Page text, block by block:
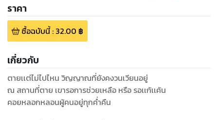
ราคา
ซื้อฉบับนี้: 32.00 ฿
เกี่ยวกับ
ตายเเต่ไม่ไปไหน วิญญาณที่ยังคงวนเวียนอยู่
ณ สถานที่ตาย เขารอการช่วยเหลือ หรือ รอเเก้เเค้น
คอยหลอกหลอนผู้คนอยู่ทุกค่ำคืน